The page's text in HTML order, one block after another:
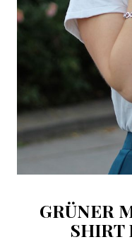
GRÜNER
SHIRT